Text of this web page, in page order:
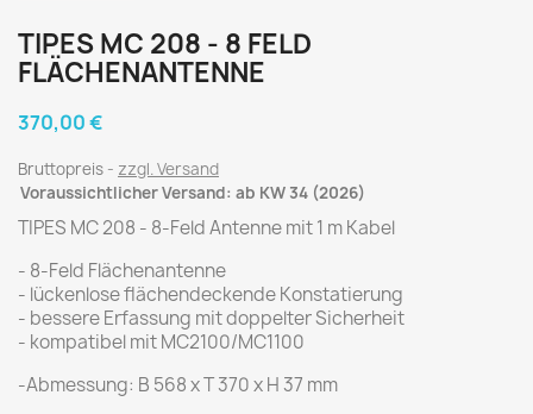
TIPES MC 208 - 8 FELD
FLÄCHENANTENNE
370,00 €
Bruttopreis
zzgl. Versand
Voraussichtlicher Versand: ab KW 34 (2026)
TIPES MC 208 - 8-Feld Antenne mit 1 m Kabel
- 8-Feld Flächenantenne
- lückenlose flächendeckende Konstatierung
- bessere Erfassung mit doppelter Sicherheit
- kompatibel mit MC2100/MC1100
-Abmessung: B 568 x T 370 x H 37 mm